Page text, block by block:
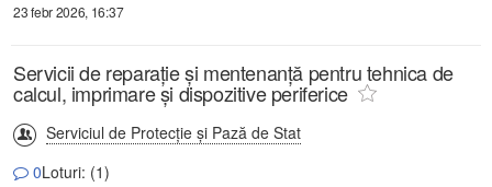
23 febr 2026, 16:37
Servicii de reparație și mentenanță pentru tehnica de
calcul, imprimare și dispozitive periferice
Serviciul de Protecție și Pază de Stat
0Loturi: (1)